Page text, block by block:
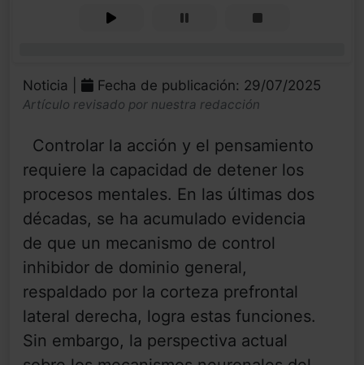
Noticia | Fecha de publicación: 29/07/2025
Artículo revisado por nuestra redacción
Controlar la acción y el pensamiento
requiere la capacidad de detener los
procesos mentales. En las últimas dos
décadas, se ha acumulado evidencia
de que un mecanismo de control
inhibidor de dominio general,
respaldado por la corteza prefrontal
lateral derecha, logra estas funciones.
Sin embargo, la perspectiva actual